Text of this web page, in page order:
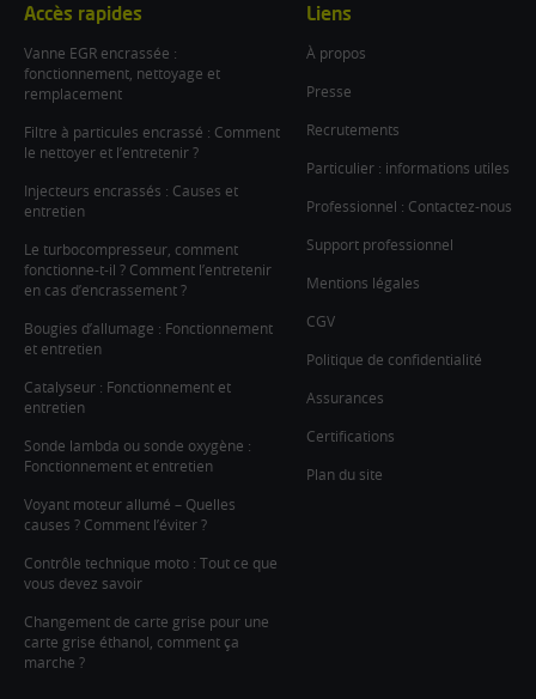
Accès rapides
Vanne EGR encrassée :
fonctionnement, nettoyage et
remplacement
Filtre à particules encrassé : Comment
le nettoyer et l’entretenir ?
Injecteurs encrassés : Causes et
entretien
Le turbocompresseur, comment
fonctionne-t-il ? Comment l’entretenir
en cas d’encrassement ?
Bougies d’allumage : Fonctionnement
et entretien
Catalyseur : Fonctionnement et
entretien
Sonde lambda ou sonde oxygène :
Fonctionnement et entretien
Voyant moteur allumé – Quelles
causes ? Comment l’éviter ?
Contrôle technique moto : Tout ce que
vous devez savoir
Changement de carte grise pour une
carte grise éthanol, comment ça
marche ?
Liens
À propos
Presse
Recrutements
Particulier : informations utiles
Professionnel : Contactez-nous
Support professionnel
Mentions légales
CGV
Politique de confidentialité
Assurances
Certifications
Plan du site